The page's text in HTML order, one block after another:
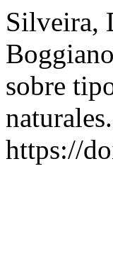
Silveira,
sobre
https://